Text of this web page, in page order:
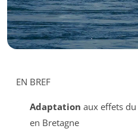
EN BREF
Adaptation aux effets du
en Bretagne